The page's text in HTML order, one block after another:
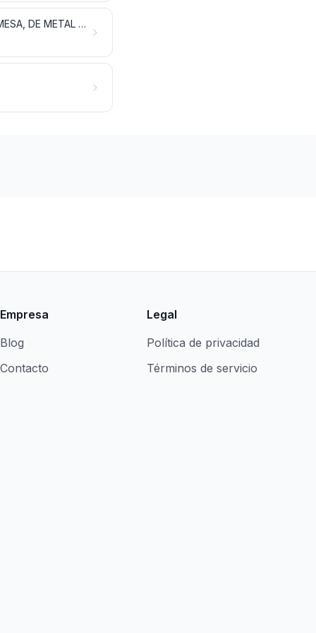
HERRAMIENTAS Y ÚTILES, ARTÍCULOS DE CUCHILLERÍA Y CUBIERTOS DE MESA, DE METAL COMÚN; PARTES DE ESTOS ARTÍCULOS, DE METAL COMÚN
Empresa
Blog
Contacto
Legal
Política de privacidad
Términos de servicio